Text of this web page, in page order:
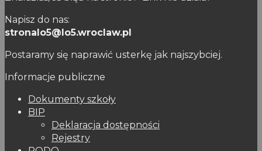
Napisz do nas:
stronalo5@lo5.wroclaw.pl
Postaramy się naprawić usterkę jak najszybciej.
Informacje publiczne
Dokumenty szkoły
BIP
Deklaracja dostępności
Rejestry